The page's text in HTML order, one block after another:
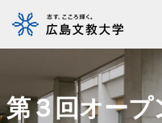
第３回オー